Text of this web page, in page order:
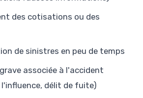
des cotisations ou des
de sinistres en peu de temps
associée à l'accident
délit de fuite)